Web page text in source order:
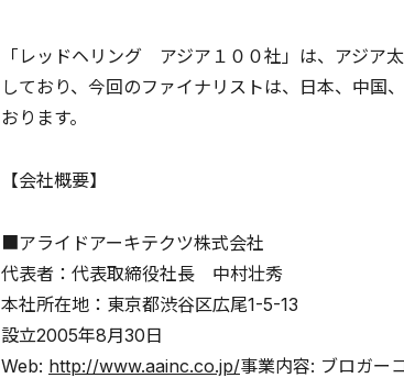
「レッドヘリング アジア１００社」は、アジア
しており、今回のファイナリストは、日本、中国
おります。
【会社概要】
■アライドアーキテクツ株式会社
代表者：代表取締役社長 中村壮秀
本社所在地：東京都渋谷区広尾1-5-13
設立2005年8月30日
Web: http://www.aainc.co.jp/事業内容: ブロガー